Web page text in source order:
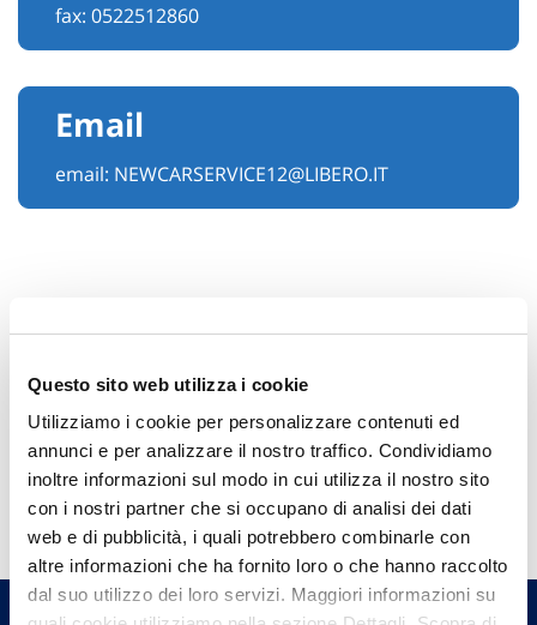
Questo sito web utilizza i cookie
Utilizziamo i cookie per personalizzare contenuti ed
annunci e per analizzare il nostro traffico. Condividiamo
inoltre informazioni sul modo in cui utilizza il nostro sito
con i nostri partner che si occupano di analisi dei dati
web e di pubblicità, i quali potrebbero combinarle con
altre informazioni che ha fornito loro o che hanno raccolto
dal suo utilizzo dei loro servizi. Maggiori informazioni su
fax: 0522512860
Email
email: NEWCARSERVICE12@LIBERO.IT
Hai bisogno di
informazioni?
Trova l'Agenzia più vicina a te e parla con
un nostro Agente.